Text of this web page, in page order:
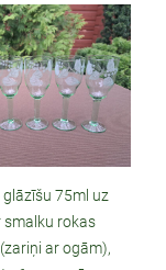
glāzīšu 75ml uz
smalku rokas
ar ogām),